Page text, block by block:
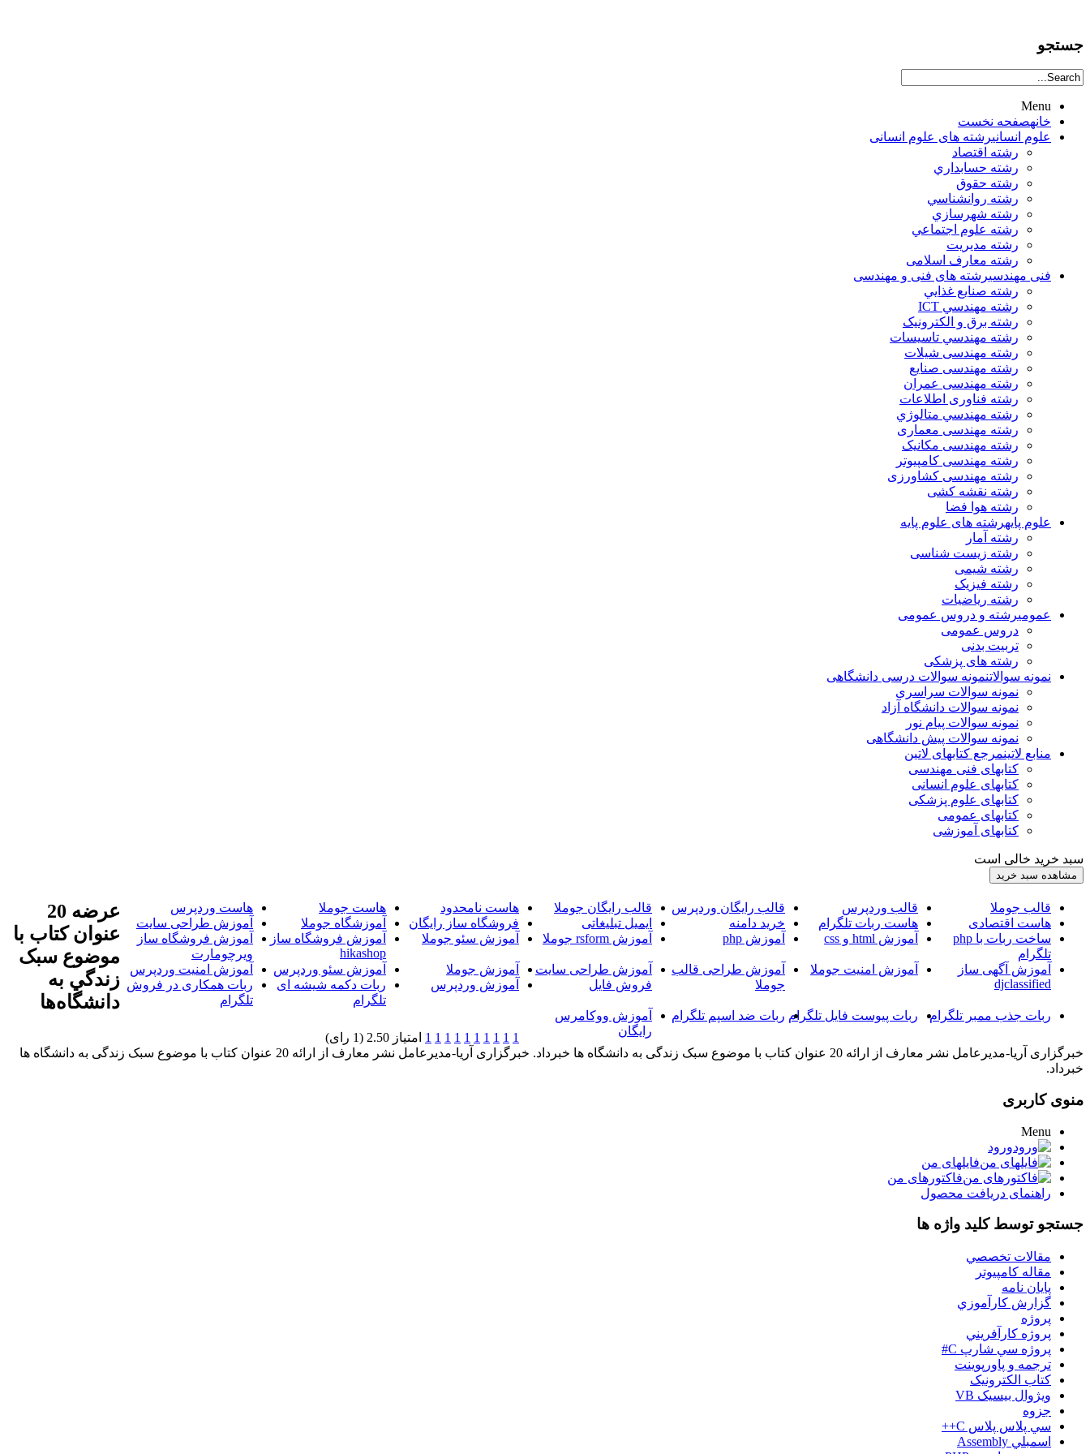
جستجو
Menu
خانهصفحه نخست
علوم انسانيرشته های علوم انسانی
رشته اقتصاد
رشته حسابداري
رشته حقوق
رشته روانشناسي
رشته شهرسازي
رشته علوم اجتماعي
رشته مديريت
رشته معارف اسلامی
فنی مهندسیرشته های فنی و مهندسی
رشته صنايع غذايي
رشته مهندسي ICT
رشته برق و الکترونيک
رشته مهندسي تاسيسات
رشته مهندسی شیلات
رشته مهندسی صنایع
رشته مهندسی عمران
رشته فناوری اطلاعات
رشته مهندسي متالوژي
رشته مهندسی معماری
رشته مهندسی مکانیک
رشته مهندسی کامپیوتر
رشته مهندسی کشاورزی
رشته نقشه کشی
رشته هوا فضا
علوم پایهرشته های علوم پایه
رشته آمار
رشته زیست شناسی
رشته شیمی
رشته فیزیک
رشته ریاضیات
عمومیرشته و دروس عمومی
دروس عمومی
تربیت بدنی
رشته های پزشکی
نمونه سوالاتنمونه سوالات درسی دانشگاهی
نمونه سوالات سراسری
نمونه سوالات دانشگاه آزاد
نمونه سوالات پیام نور
نمونه سوالات پیش دانشگاهی
منابع لاتینمرجع کتابهای لاتین
کتابهای فنی مهندسی
کتابهای علوم انسانی
کتابهای علوم پزشکی
کتابهای عمومی
کتابهای آموزشی
سبد خرید خالی است
قالب جوملا قالب وردپرس قالب رایگان وردپرس قالب رایگان جوملا هاست نامحدود هاست جوملا
هاست وردپرس
هاست اقتصادی
هاست ربات تلگرام خرید دامنه ایمیل تبلیغاتی فروشگاه ساز رایگان آموزشگاه جوملا
آموزش طراحی سایت
ساخت ربات با php
تلگرام
آموزش html و css آموزش php آموزش rsform جوملا آموزش سئو جوملا
آموزش فروشگاه ساز
hikashop
آموزش فروشگاه ساز
ویرچومارت
آموزش آگهی ساز
djclassified
آموزش امنیت جوملا
آموزش طراحی قالب
جوملا
آموزش طراحی سایت
فروش فایل
آموزش جوملا آموزش سئو وردپرس
آموزش امنیت وردپرس
آموزش وردپرس
ربات دکمه شیشه ای
تلگرام
ربات همکاری در فروش
تلگرام
ربات جذب ممبر تلگرام
ربات پیوست فایل تلگرام ربات ضد اسپم تلگرام
آموزش ووکامرس
رایگان
عرضه 20
عنوان کتاب با
موضوع سبک
زندگي به
دانشگاه‌ها
1
1
1
1
1
1
1
1
1
1 امتیاز 2.50 (1 رای)
خبرگزاری آریا-مدیرعامل نشر معارف از ارائه 20 عنوان کتاب با موضوع سبک زندگی به دانشگاه ها خبرداد. خبرگزاری آریا-مدیرعامل نشر معارف از ارائه 20 عنوان کتاب با موضوع سبک زندگی به دانشگاه ها
خبرداد.
منوی کاربری
Menu
ورود
فایلهای من
فاکتورهای من
راهنمای دریافت محصول
جستجو توسط کلید واژه ها
مقالات تخصصي
مقاله کامپیوتر
پایان نامه
گزارش کارآموزي
پروژه
پروژه کارآفريني
پروژه سي شارپ C#
ترجمه و پاورپوينت
کتاب الکترونيک
ويژوال بيسيک VB
جزوه
سي پلاس پلاس C++
اسمبلي Assembly